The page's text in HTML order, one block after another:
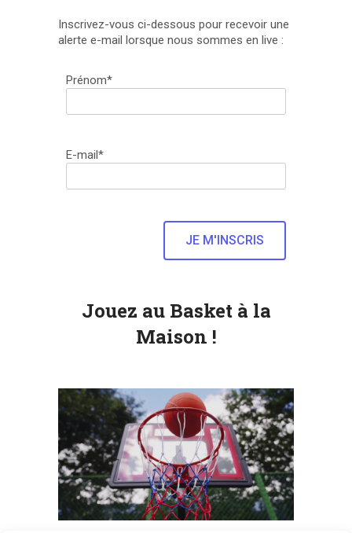
Inscrivez-vous ci-dessous pour recevoir une
alerte e-mail lorsque nous sommes en live :
Prénom*
E-mail*
Jouez au Basket à la
Maison !